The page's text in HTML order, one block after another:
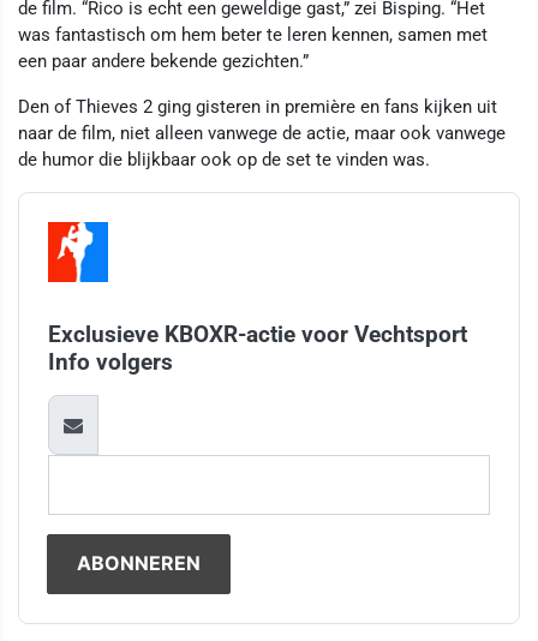
de film. “Rico is echt een geweldige gast,” zei Bisping. “Het
was fantastisch om hem beter te leren kennen, samen met
een paar andere bekende gezichten.”
Den of Thieves 2 ging gisteren in première en fans kijken uit
naar de film, niet alleen vanwege de actie, maar ook vanwege
de humor die blijkbaar ook op de set te vinden was.
Exclusieve KBOXR-actie voor Vechtsport
Info volgers